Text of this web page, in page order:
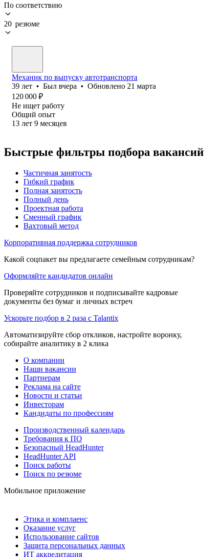
По соответствию
20 резюме
Механик по выпуску автотранспорта
39 лет • Был вчера • Обновлено 21 марта
120 000 ₽
Не ищет работу
Общий опыт
13 лет 9 месяцев
Быстрые фильтры подбора вакансий
Частичная занятость
Гибкий график
Полная занятость
Полный день
Проектная работа
Сменный график
Вахтовый метод
Корпоративная поддержка сотрудников
Какой соцпакет вы предлагаете семейным сотрудникам?
Оформляйте кандидатов онлайн
Проверяйте сотрудников и подписывайте кадровые
документы без бумаг и личных встреч
Ускорьте подбор в 2 раза с Talantix
Автоматизируйте сбор откликов, настройте воронку,
собирайте аналитику в 2 клика
О компании
Наши вакансии
Партнерам
Реклама на сайте
Новости и статьи
Инвесторам
Кандидаты по профессиям
Производственный календарь
Требования к ПО
Безопасный HeadHunter
HeadHunter API
Поиск работы
Поиск по резюме
Мобильное приложение
Этика и комплаенс
Оказание услуг
Использование сайтов
Защита персональных данных
ИТ аккредитация